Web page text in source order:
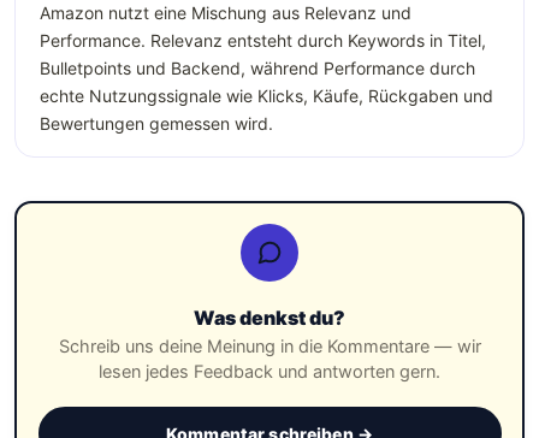
Amazon nutzt eine Mischung aus Relevanz und
Performance. Relevanz entsteht durch Keywords in Titel,
Bulletpoints und Backend, während Performance durch
echte Nutzungssignale wie Klicks, Käufe, Rückgaben und
Bewertungen gemessen wird.
Was denkst du?
Schreib uns deine Meinung in die Kommentare — wir
lesen jedes Feedback und antworten gern.